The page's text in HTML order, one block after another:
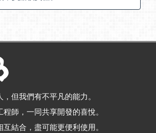
但我們有不平凡的能力。
師，一同共享開發的喜悅。
結合，盡可能更便利使用。